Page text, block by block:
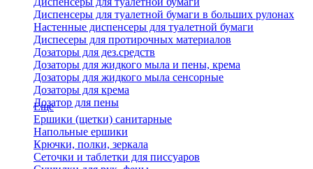
Диспенсеры для туалетной бумаги в больших рулонах
Настенные диспенсеры для туалетной бумаги
Диспесеры для протирочных материалов
Дозаторы для дез.средств
Дозаторы для жидкого мыла и пены, крема
Дозаторы для жидкого мыла сенсорные
Дозаторы для крема
Дозатор для пены
Еще
Ершики (щетки) санитарные
Напольные ершики
Крючки, полки, зеркала
Сеточки и таблетки для писсуаров